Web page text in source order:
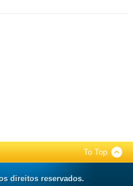
To Top
direitos reservados.